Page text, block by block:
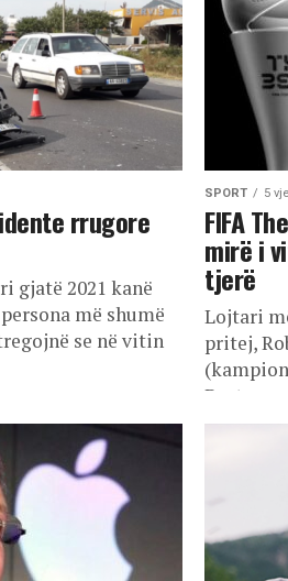
rrugore
gjatë 2021 kanë
më shumë
se në vitin
SPORT 5
FIFA
mirë i
tjerë
Lojtari
pritej,
Best....